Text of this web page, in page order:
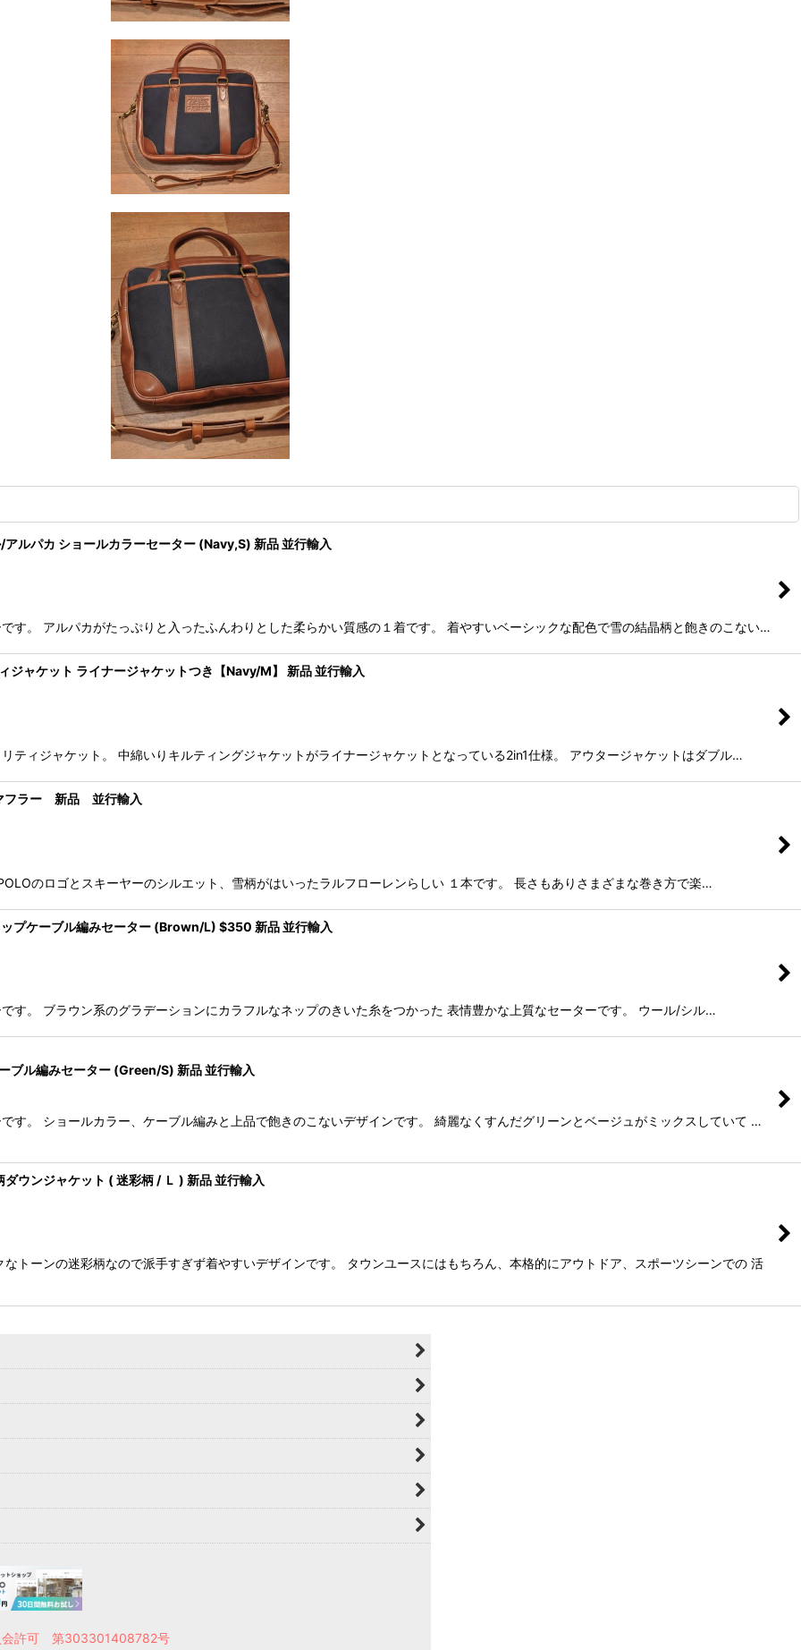
ルパカ ショールカラーセーター (Navy,S) 新品 並行輸入
す。 アルパカがたっぷりと入ったふんわりとした柔らかい質感の１着です。 着やすいベーシックな配色で雪の結晶柄と飽きのこない…
ャケット ライナージャケットつき【Navy/M】 新品 並行輸入
ティジャケット。 中綿いりキルティングジャケットがライナージャケットとなっている2in1仕様。 アウタージャケットはダブル…
フラー 新品 並行輸入
のロゴとスキーヤーのシルエット、雪柄がはいったラルフローレンらしい １本です。 長さもありさまざまな巻き方で楽…
プケーブル編みセーター (Brown/L) $350 新品 並行輸入
す。 ブラウン系のグラデーションにカラフルなネップのきいた糸をつかった 表情豊かな上質なセーターです。 ウール/シル…
ブル編みセーター (Green/S) 新品 並行輸入
す。 ショールカラー、ケーブル編みと上品で飽きのこないデザインです。 綺麗なくすんだグリーンとベージュがミックスしていて …
ウンジャケット ( 迷彩柄 / Ｌ ) 新品 並行輸入
トーンの迷彩柄なので派手すぎず着やすいデザインです。 タウンユースにはもちろん、本格的にアウトドア、スポーツシーンでの 活
会許可 第303301408782号